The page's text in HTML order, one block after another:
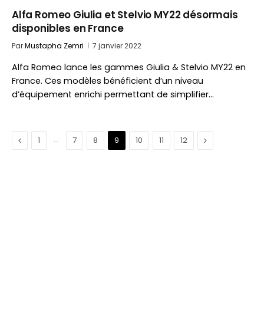
Alfa Romeo Giulia et Stelvio MY22 désormais
disponibles en France
ParMustapha Zemri 7 janvier 2022
Alfa Romeo lance les gammes Giulia & Stelvio MY22 en
France. Ces modèles bénéficient d’un niveau
d’équipement enrichi permettant de simplifier…
Précédent
1 … 7 8 9 10 11 12 Suivant